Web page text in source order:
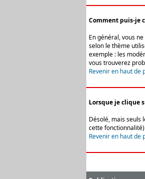
Comment puis-je
En général, vous
selon le thème
exemple : les
vous trouverez
Revenir en haut de
Lorsque je clique
Désolé, mais seuls
cette
Revenir en haut de